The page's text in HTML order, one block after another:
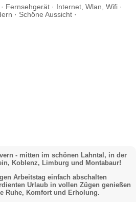
Fernsehgerät · Internet, Wlan, Wifi ·
· Schöne Aussicht ·
- mitten im schönen Lahntal, in der
Koblenz, Limburg und Montabaur!
Arbeitstag einfach abschalten
Urlaub in vollen Zügen genießen
Ruhe, Komfort und Erholung.